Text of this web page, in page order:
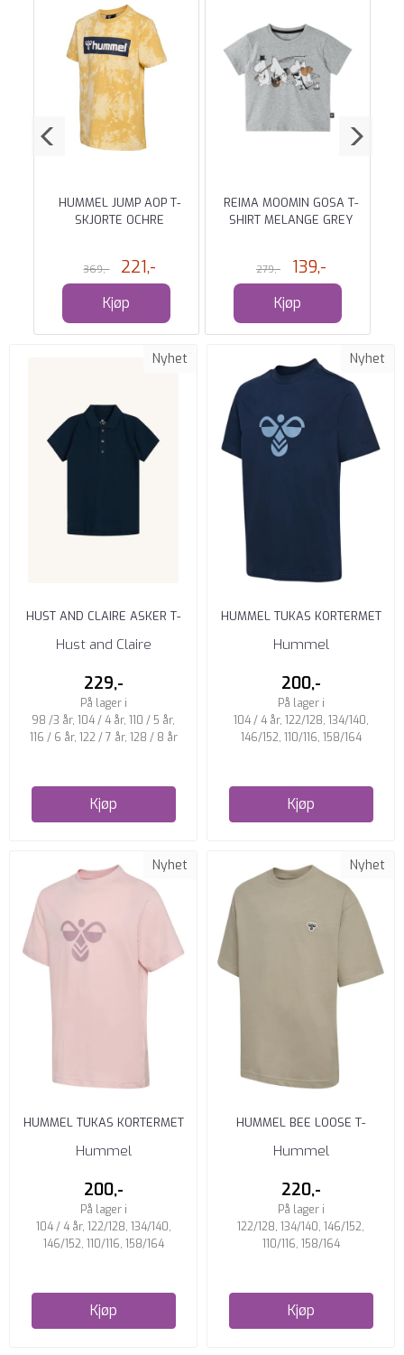
HUMMEL JUMP AOP T-
SKJORTE OCHRE
369,- 221,-
Kjøp
REIMA MOOMIN GOSA T-
SHIRT MELANGE GREY
279,- 139,-
Kjøp
Nyhet
HUST AND CLAIRE ASKER T-
SKJORTE NAVY
Hust and Claire
229,-
På lager i
98 /3 år, 104 / 4 år, 110 / 5 år,
116 / 6 år, 122 / 7 år, 128 / 8 år
Kjøp
Nyhet
HUMMEL TUKAS KORTERMET
T-SKJORTE JUNIOR DRESS ...
Hummel
200,-
På lager i
104 / 4 år, 122/128, 134/140,
146/152, 110/116, 158/164
Kjøp
Nyhet
HUMMEL TUKAS KORTERMET
T-SKJORTE JUNIOR PALE ...
Hummel
200,-
På lager i
104 / 4 år, 122/128, 134/140,
146/152, 110/116, 158/164
Kjøp
Nyhet
HUMMEL BEE LOOSE T-
SKJORTE JUNIOR VINTAGE
Hummel
220,-
På lager i
122/128, 134/140, 146/152,
110/116, 158/164
Kjøp